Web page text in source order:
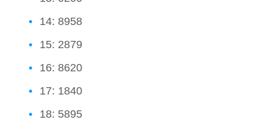
14: 8958
15: 2879
16: 8620
17: 1840
18: 5895